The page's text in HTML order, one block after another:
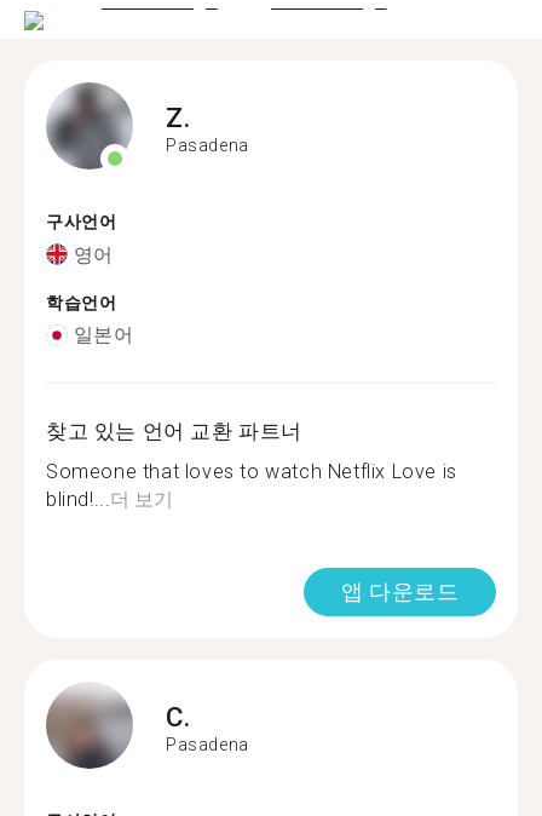
Z.
Pasadena
구사언어
영어
학습언어
일본어
찾고 있는 언어 교환 파트너
Someone that loves to watch Netflix Love is
blind!...더 보기
앱 다운로드
C.
Pasadena